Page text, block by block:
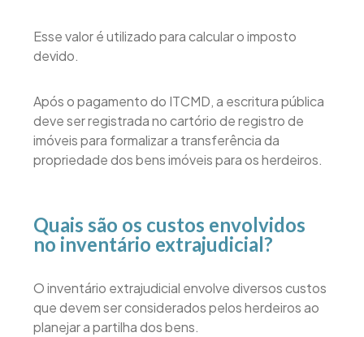
Esse valor é utilizado para calcular o imposto
devido.
Após o pagamento do ITCMD, a escritura pública
deve ser registrada no cartório de registro de
imóveis para formalizar a transferência da
propriedade dos bens imóveis para os herdeiros.
Quais são os custos envolvidos
no inventário extrajudicial?
O inventário extrajudicial envolve diversos custos
que devem ser considerados pelos herdeiros ao
planejar a partilha dos bens.